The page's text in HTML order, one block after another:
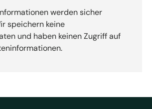
werden sicher
speichern keine
und haben keinen Zugriff auf